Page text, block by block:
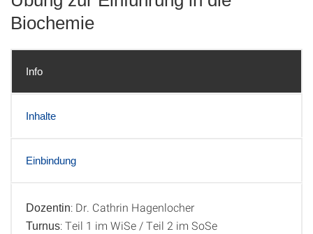
Biochemie
Info
Inhalte
Einbindung
Info
Dozentin: Dr. Cathrin Hagenlocher
Turnus: Teil 1 im WiSe / Teil 2 im SoSe